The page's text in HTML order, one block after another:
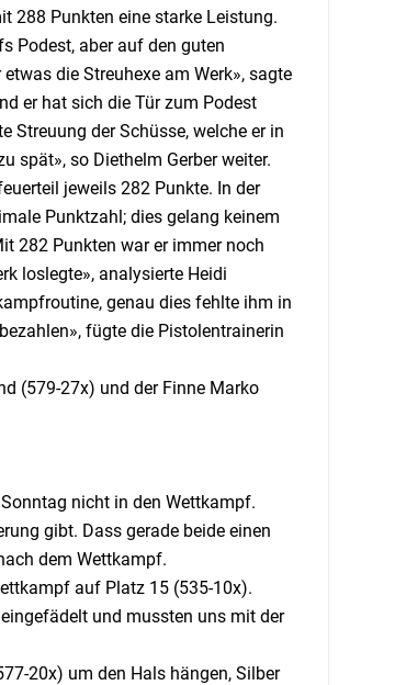
288 Punkten eine starke Leistung.
Podest, aber auf den guten
die Streuhexe am Werk», sagte
er hat sich die Tür zum Podest
Streuung der Schüsse, welche er in
spät», so Diethelm Gerber weiter.
jeweils 282 Punkte. In der
Punktzahl; dies gelang keinem
282 Punkten war er immer noch
loslegte», analysierte Heidi
genau dies fehlte ihm in
fügte die Pistolentrainerin
(579-27x) und der Finne Marko
nicht in den Wettkampf.
gibt. Dass gerade beide einen
dem Wettkampf.
auf Platz 15 (535-10x).
und mussten uns mit der
20x) um den Hals hängen, Silber